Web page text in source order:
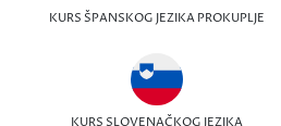
KURS ŠPANSKOG JEZIKA PROKUPLJE
KURS SLOVENAČKOG JEZIKA